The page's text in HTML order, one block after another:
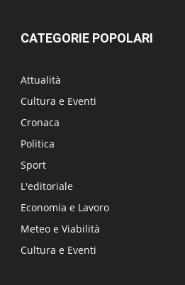
CATEGORIE POPOLARI
Attualità
Cultura e Eventi
Cronaca
Politica
Sport
L'editoriale
Economia e Lavoro
Meteo e Viabilità
Cultura e Eventi